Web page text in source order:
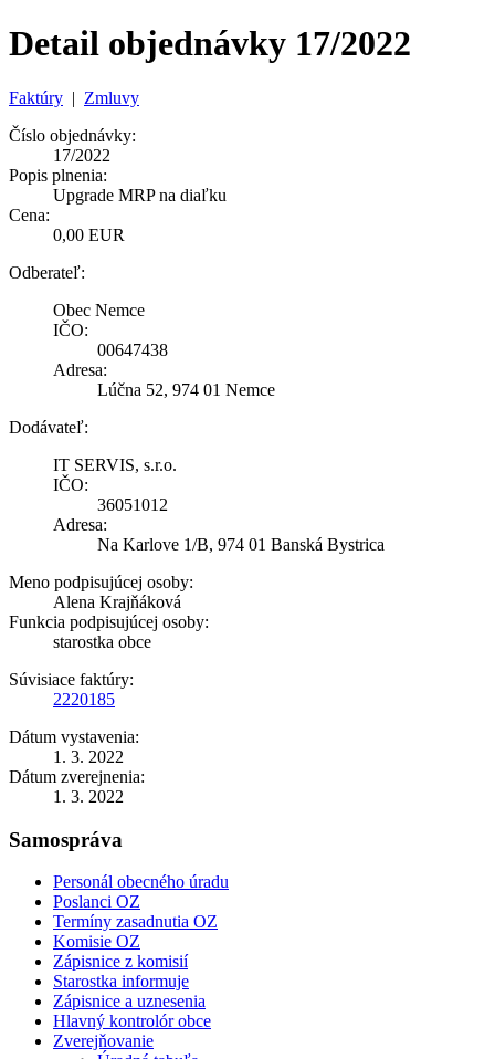
Detail objednávky 17/2022
Faktúry | Zmluvy
Číslo objednávky:
17/2022
Popis plnenia:
Upgrade MRP na diaľku
Cena:
0,00 EUR
Odberateľ:
Obec Nemce
IČO:
00647438
Adresa:
Lúčna 52, 974 01 Nemce
Dodávateľ:
IT SERVIS, s.r.o.
IČO:
36051012
Adresa:
Na Karlove 1/B, 974 01 Banská Bystrica
Meno podpisujúcej osoby:
Alena Krajňáková
Funkcia podpisujúcej osoby:
starostka obce
Súvisiace faktúry:
2220185
Dátum vystavenia:
1. 3. 2022
Dátum zverejnenia:
1. 3. 2022
Samospráva
Personál obecného úradu
Poslanci OZ
Termíny zasadnutia OZ
Komisie OZ
Zápisnice z komisií
Starostka informuje
Zápisnice a uznesenia
Hlavný kontrolór obce
Zverejňovanie